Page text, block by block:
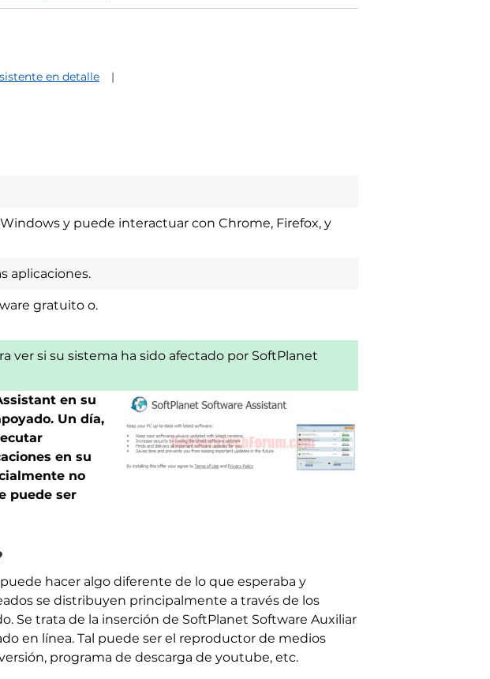
en detalle
y puede interactuar con Chrome, Firefox, y
aplicaciones.
gratuito o.
ver si su sistema ha sido afectado por SoftPlanet
en su
Un día,
en su
no
puede ser
hacer algo diferente de lo que esperaba y
se distribuyen principalmente a través de los
Se trata de la inserción de SoftPlanet Software Auxiliar
en línea. Tal puede ser el reproductor de medios
programa de descarga de youtube, etc.